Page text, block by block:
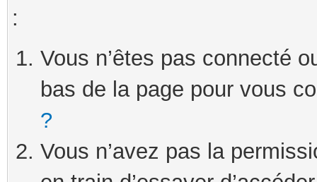
:
Vous n’êtes pas connecté
bas de la page pour vous
?
Vous n’avez pas la